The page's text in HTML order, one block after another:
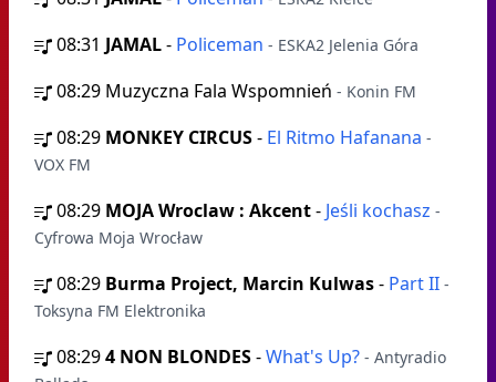
08:31 JAMAL- Policeman - ESKA2 Jelenia Góra
08:29 Muzyczna Fala Wspomnień - Konin FM
08:29 MONKEY CIRCUS- El Ritmo Hafanana -
VOX FM
08:29 MOJA Wroclaw : Akcent- Jeśli kochasz -
Cyfrowa Moja Wrocław
08:29 Burma Project, Marcin Kulwas- Part II -
Toksyna FM Elektronika
08:294 NON BLONDES-What's Up? - Antyradio